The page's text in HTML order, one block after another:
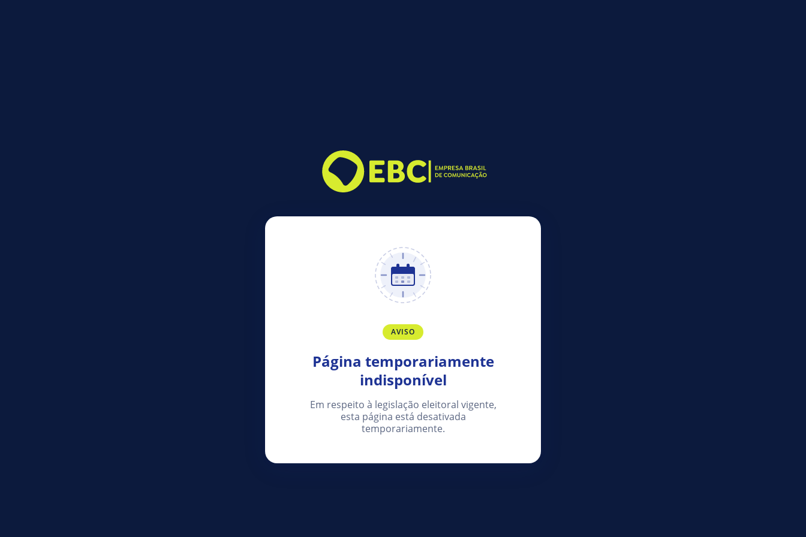
AVISO
Página temporariamente
indisponível
Em respeito à legislação eleitoral vigente,
esta página está desativada
temporariamente.